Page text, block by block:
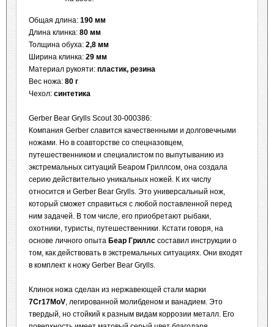
Общая длина: 190 мм
Длина клинка: 80 мм
Толщина обуха: 2,8 мм
Ширина клинка: 29 мм
Материал рукояти: пластик, резина
Вес ножа: 80 г
Чехол: синтетика
Gerber Bear Grylls Scout 30-000386:
Компания Gerber славится качественными и долговечными
ножами. Но в соавторстве со спецназовцем,
путешественником и специалистом по выпутыванию из
экстремальных ситуаций Беаром Гриллсом, она создала
серию действительно уникальных ножей. К их числу
относится и Gerber Bear Grylls. Это универсальный нож,
который сможет справиться с любой поставленной перед
ним задачей. В том числе, его приобретают рыбаки,
охотники, туристы, путешественники. Кстати говоря, на
основе личного опыта Беар Гриллс составил инструкции о
том, как действовать в экстремальных ситуациях. Они входят
в комплект к ножу Gerber Bear Grylls.
Клинок ножа сделан из нержавеющей стали марки
7Cr17MoV, легированной молибденом и ванадием. Это
твердый, но стойкий к разным видам коррозии металл. Его